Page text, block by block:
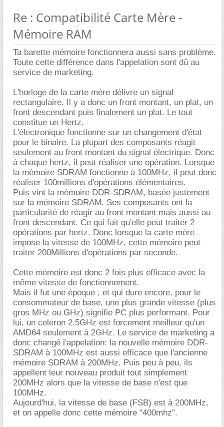
Re : Compatibilité Carte Mère -
Mémoire RAM
Ta barette mémoire fonctionnera aussi sans problème.
Toute cette différence dans l'appelation sont dû au
service de marketing.
L'horloge de la carte mère délivre un signal
rectangulaire. Il y a donc un front montant, un plat, un
front descendant puis finalement un plat. Le tout
constitue un Hertz.
L'électronique fonctionne sur un changement d'état
pour le binaire. La plupart des composants réagit
seulement au front montant du signal électrique. Donc
à chaque hertz, il peut réaliser une opération. Lorsque
la mémoire SDRAM fonctionne à 100MHz, il peut donc
réaliser 100millions d'opérations élémentaires.
Puis vint la mémoire DDR-SDRAM, basée justement
sur la mémoire SDRAM. Ses composants ont la
particularité de réagir au front montant mais aussi au
front descendant. Ce qui fait qu'elle peut traiter 2
opérations par hertz. Donc lorsque la carte mère
impose la vitesse de 100MHz, cette mémoire peut
traiter 200Millions d'opérations par seconde.
Cette mémoire est donc 2 fois plus efficace avec la
même vitesse de fonctionnement.
Mais il fut une époque , et qui dure encore, pour le
consommateur de base, une plus grande vitesse (plus
gros MHz ou GHz) signifie PC plus performant. Pour
lui, un celeron 2.5GHz est forcement meilleur qu'un
AMD64 seulement à 2GHz. Le service de marketing a
donc changé l'appelation: la nouvelle mémoire DDR-
SDRAM à 100MHz est aussi efficace que l'ancienne
mémoire SDRAM à 200MHz. Puis peu à peu, ils
appellent leur nouveau produit tout simplement
200MHz alors que la vitesse de base n'est que
100MHz.
Aujourd'hui, la vitesse de base (FSB) est à 200MHz,
et on appelle donc cette mémoire "400mhz".